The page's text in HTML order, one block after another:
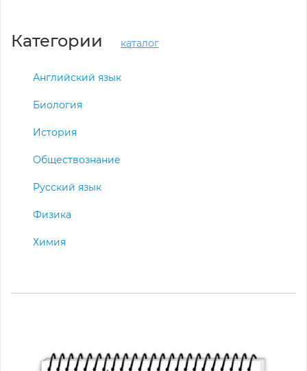
Категории каталог
Английский язык
Биология
История
Обществознание
Русский язык
Физика
Химия